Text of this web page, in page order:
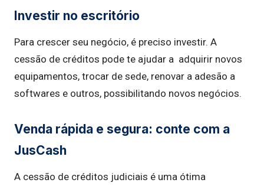
Investir no escritório
Para crescer seu negócio, é preciso investir. A
cessão de créditos pode te ajudar a adquirir novos
equipamentos, trocar de sede, renovar a adesão a
softwares e outros, possibilitando novos negócios.
Venda rápida e segura: conte com a
JusCash
A cessão de créditos judiciais é uma ótima